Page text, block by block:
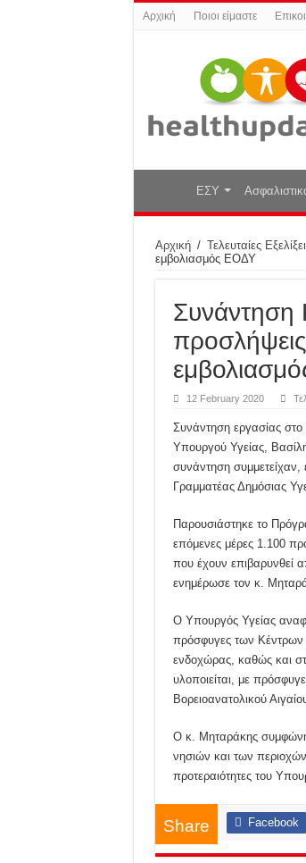
Αρχική Ποιοι είμαστε
ΕΣΥ
Αρχική / Τελευταίες
εμβολιασμός ΕΟΔΥ
Συνάντηση
12 February 2020
Συνάντηση εργασίας στο
Υπουργού Υγείας,
συνάντηση
Γραμματέας Δημόσιας
Παρουσιάστηκε το
επόμενες μέρες 1.100
που έχουν επιβαρυνθεί
ενημέρωσε τον κ.
Ο Υπουργός Υγείας
πρόσφυγες των Κέντρων
ενδοχώρας, καθώς και
υλοποιείται, με
Βορειοανατολικού
Ο κ. Μηταράκης
νησιών και των
προτεραιότητες του
Share Facebook